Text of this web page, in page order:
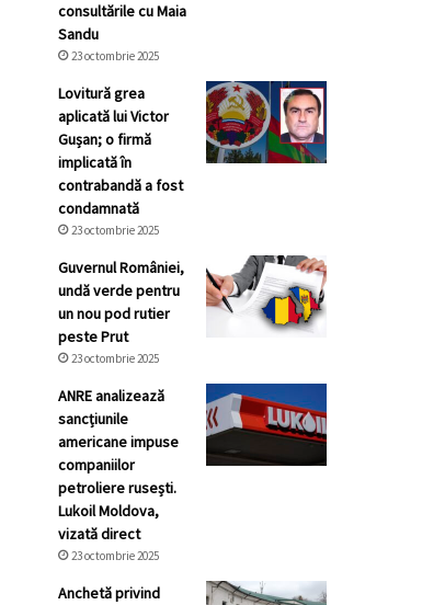
consultările cu Maia
Sandu
23 octombrie 2025
Lovitură grea
aplicată lui Victor
Gușan; o firmă
implicată în
contrabandă a fost
condamnată
23 octombrie 2025
Guvernul României,
undă verde pentru
un nou pod rutier
peste Prut
23 octombrie 2025
ANRE analizează
sancțiunile
americane impuse
companiilor
petroliere rusești.
Lukoil Moldova,
vizată direct
23 octombrie 2025
Anchetă privind